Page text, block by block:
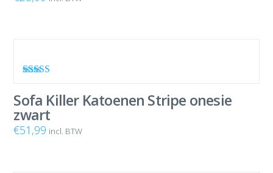
5.00
uit 5
Sofa Killer Katoenen Stripe onesie
zwart
€51,99 incl. BTW